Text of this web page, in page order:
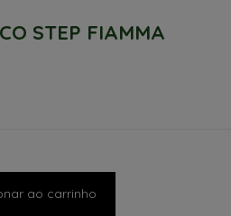
STEP FIAMMA
ao carrinho